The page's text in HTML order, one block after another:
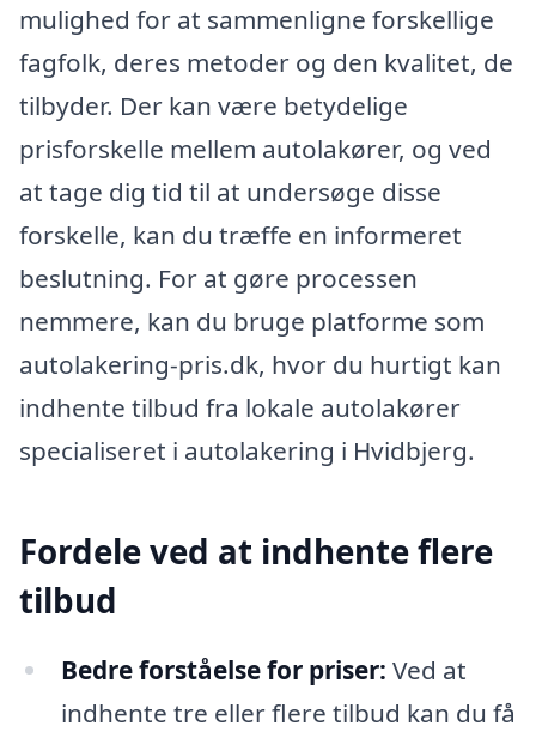
mulighed for at sammenligne forskellige
fagfolk, deres metoder og den kvalitet, de
tilbyder. Der kan være betydelige
prisforskelle mellem autolakører, og ved
at tage dig tid til at undersøge disse
forskelle, kan du træffe en informeret
beslutning. For at gøre processen
nemmere, kan du bruge platforme som
autolakering-pris.dk, hvor du hurtigt kan
indhente tilbud fra lokale autolakører
specialiseret i autolakering i Hvidbjerg.
Fordele ved at indhente flere
tilbud
Bedre forståelse for priser: Ved at
indhente tre eller flere tilbud kan du få